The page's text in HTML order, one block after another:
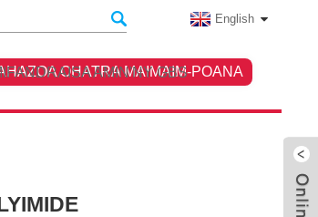
English
AMIN'NY GBS
OHATRA MAIMAIM-POANA